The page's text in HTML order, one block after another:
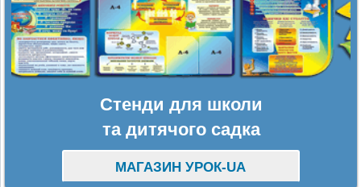
Стенди для школи
та дитячого садка
МАГАЗИН УРОК-UA